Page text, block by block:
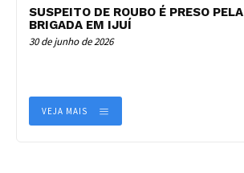
SUSPEITO DE ROUBO É PRESO PELA
BRIGADA EM IJUÍ
30 de junho de 2026
VEJA MAIS